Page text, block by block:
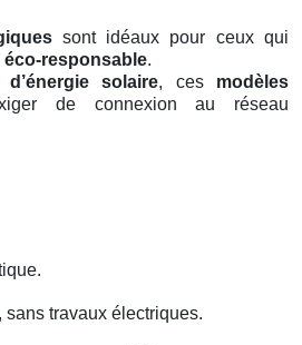
sont idéaux pour ceux qui
éco-responsable.
solaire, ces modèles
de connexion au réseau
sans travaux électriques.